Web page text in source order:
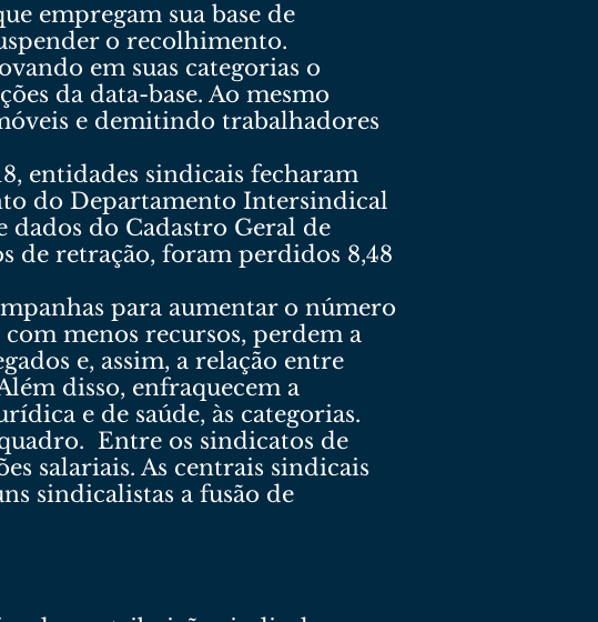
empregam sua base de
o recolhimento.
em suas categorias o
da data-base. Ao mesmo
e demitindo trabalhadores
entidades sindicais fecharam
do Departamento Intersindical
dados do Cadastro Geral de
de retração, foram perdidos 8,48
para aumentar o número
menos recursos, perdem a
e, assim, a relação entre
disso, enfraquecem a
e de saúde, às categorias.
Entre os sindicatos de
salariais. As centrais sindicais
sindicalistas a fusão de